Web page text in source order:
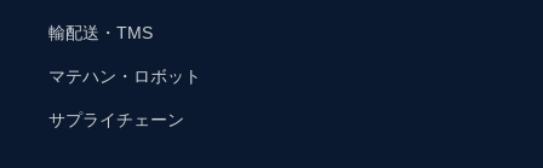
輸配送・TMS
マテハン・ロボット
サプライチェーン